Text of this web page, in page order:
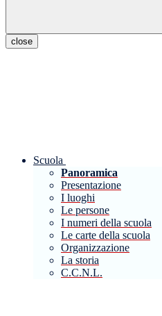
close
Scuola
Panoramica
Presentazione
I luoghi
Le persone
I numeri della scuola
Le carte della scuola
Organizzazione
La storia
C.C.N.L.